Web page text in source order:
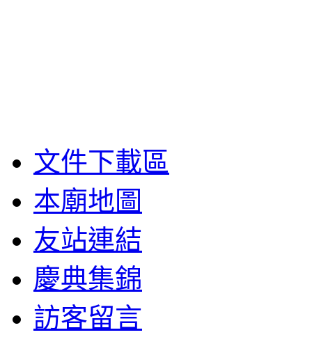
文件下載區
本廟地圖
友站連結
慶典集錦
訪客留言